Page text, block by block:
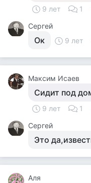
9 лет 1
Сергей
Ок 9 лет
Максим Исаев
Сидит под
9 лет 1
Сергей
Это
Аля